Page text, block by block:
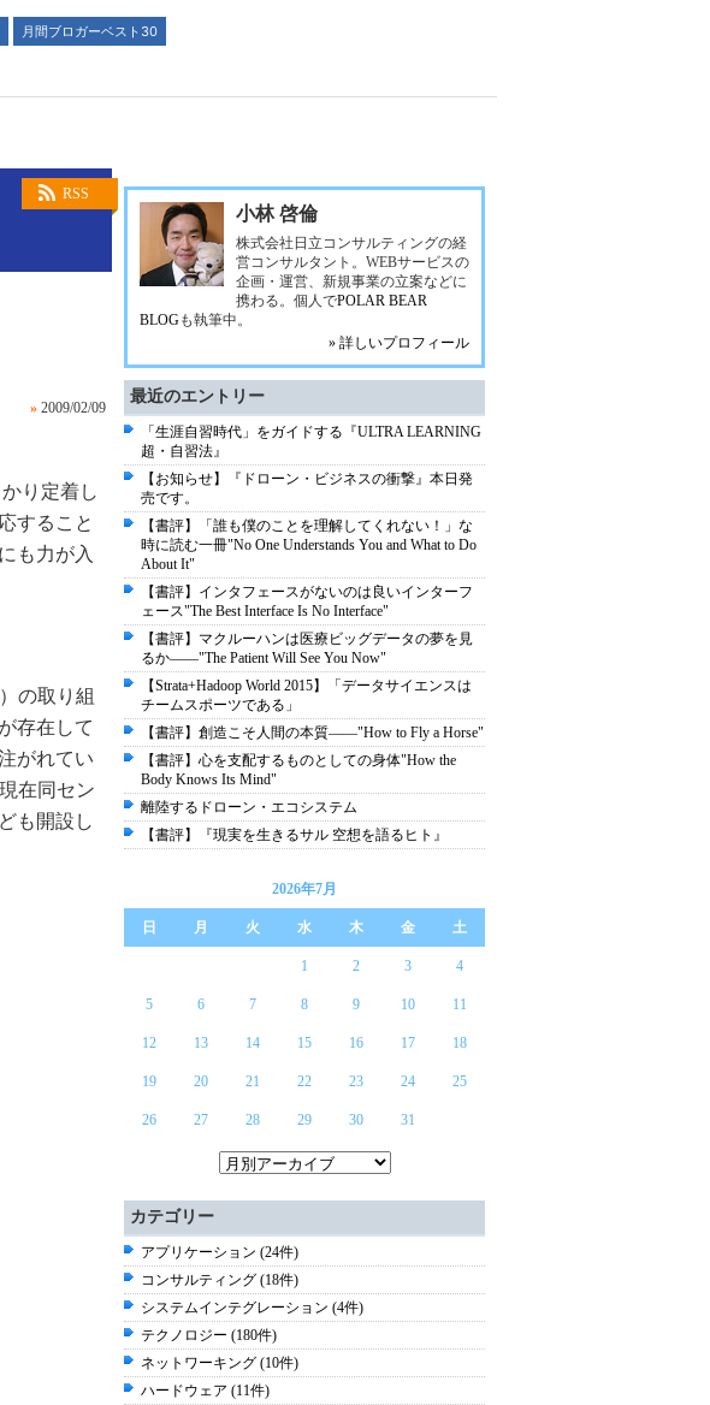
月間ブロガーベスト30
RSS
» 2009/02/09
り定着し
すること
も力が入
の取り組
存在して
がれてい
在同セン
も開設し
小林 啓倫
株式会社日立コンサルティングの経
営コンサルタント。WEBサービスの
企画・運営、新規事業の立案などに
携わる。個人でPOLAR BEAR
BLOGも執筆中。
» 詳しいプロフィール
最近のエントリー
「生涯自習時代」をガイドする『ULTRA LEARNING
超・自習法』
【お知らせ】『ドローン・ビジネスの衝撃』本日発
売です。
【書評】「誰も僕のことを理解してくれない！」な
時に読む一冊"No One Understands You and What to Do
About It"
【書評】インタフェースがないのは良いインターフ
ェース"The Best Interface Is No Interface"
【書評】マクルーハンは医療ビッグデータの夢を見
るか――"The Patient Will See You Now"
【Strata+Hadoop World 2015】「データサイエンスは
チームスポーツである」
【書評】創造こそ人間の本質――"How to Fly a Horse"
【書評】心を支配するものとしての身体"How the
Body Knows Its Mind"
離陸するドローン・エコシステム
【書評】『現実を生きるサル 空想を語るヒト』
2026年7月
日 月 火 水 木 金 土
1 2 3 4
5 6 7 8 9 10 11
12 13 14 15 16 17 18
19 20 21 22 23 24 25
26 27 28 29 30 31
カテゴリー
アプリケーション (24件)
コンサルティング (18件)
システムインテグレーション (4件)
テクノロジー (180件)
ネットワーキング (10件)
ハードウェア (11件)